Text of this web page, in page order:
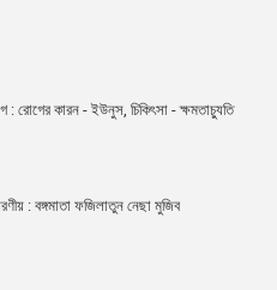
: রোগের কারন - ইউনুস, চিকিৎসা - ক্ষমতাচ্যুতি
: বঙ্গমাতা ফজিলাতুন নেছা মুজিব